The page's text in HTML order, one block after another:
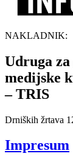
NAKLADNIK:
Udruga
medijske
– TRIS
Drniških žrtava
Impresum